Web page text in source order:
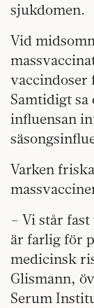
sjukdomen.
Vid
vaccindoser
Samtidigt
influensan
Varken
– Vi står
är farlig för
medicinsk
Glismann,
Serum